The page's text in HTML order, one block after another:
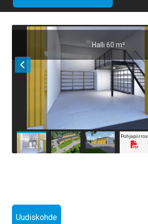
Pohjapiirros
Halli 60 m²
Uudiskohde